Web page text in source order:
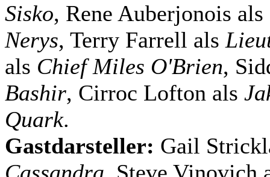
Sisko, Rene Auberjonois als
Nerys, Terry Farrell als
als Chief Miles O'Brien,
Bashir, Cirroc Lofton als
Quark.
Gastdarsteller: Gail